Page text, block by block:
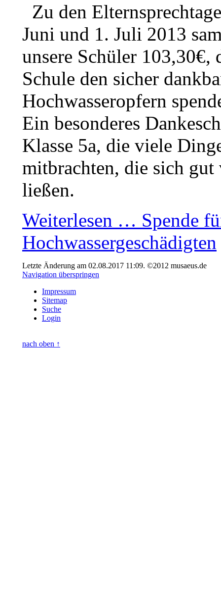
Zu den
Juni und 1. Juli 2013
unsere Schüler 103,30€,
Schule den sicher
Hochwasseropfern
Ein besonderes
Klasse 5a, die viele
mitbrachten, die sich gut
ließen.
Weiterlesen … Spende
Hochwassergeschädigten
Letzte Änderung am 02.08.2017 11:09. ©2012 musaeus.de
Navigation überspringen
Impressum
Sitemap
Suche
Login
nach oben ↑